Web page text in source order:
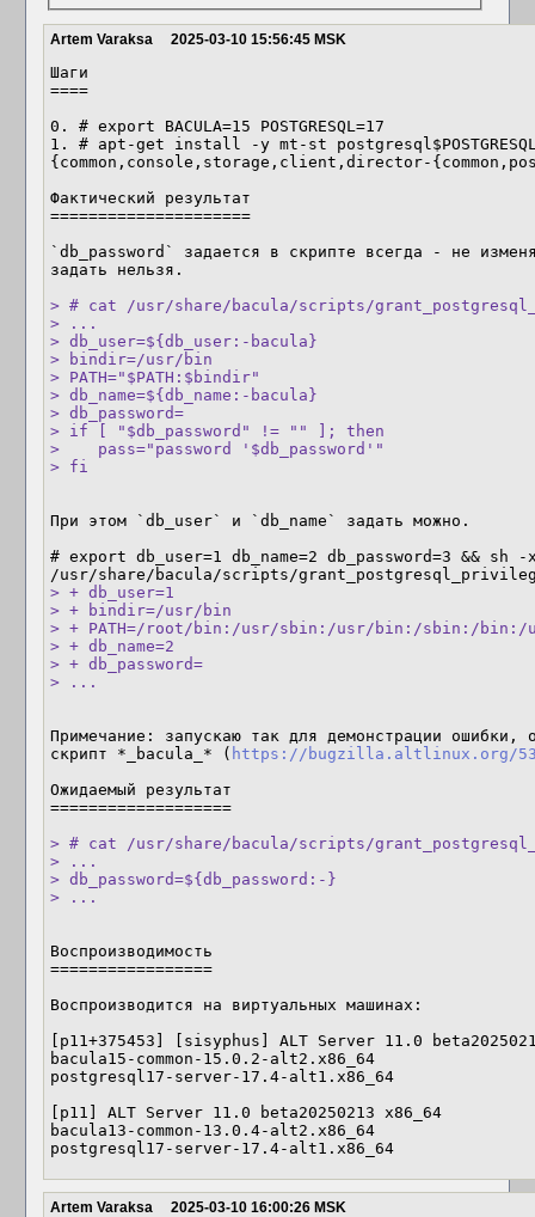
Artem Varaksa 2025-03-10 15:56:45 MSK
Шаги
====
0. # export BACULA=15 POSTGRESQL=17
1. # apt-get install -y mt-st
{common,console,storage,client,director-
Фактический результат
=====================
`db_password` задается в скрипте всегда - не
задать нельзя.
> # cat /usr/share/bacula/scripts/
> ...
> db_user=${db_user:-bacula}
> bindir=/usr/bin
> PATH="$PATH:$bindir"
> db_name=${db_name:-bacula}
> db_password=
> if [ "$db_password" != "" ]; then
>    pass="password '$db_password'"
> fi
При этом `db_user` и `db_name` задать можно.
# export db_user=1 db_name=2 db_password=3 && sh -
> + db_user=1
> + bindir=/usr/bin
> + PATH=/root/bin:/usr/sbin:/usr/bin:/sbin:/
> + db_name=2
> + db_password=
> ...
Примечание: запускаю так для демонстрации ошибки,
скрипт *_bacula_* ( https://bugzilla.altlinux.org/
Ожидаемый результат
===================
> # cat /usr/share/bacula/scripts/
> ...
> db_password=${db_password:-}
> ...
Воспроизводимость
=================
Воспроизводится на виртуальных машинах:
[p11+375453] [sisyphus] ALT Server 11.0
bacula15-common-15.0.2-alt2.x86_64
postgresql17-server-17.4-alt1.x86_64
[p11] ALT Server 11.0 beta20250213 x86_64
bacula13-common-13.0.4-alt2.x86_64
postgresql17-server-17.4-alt1.x86_64
Artem Varaksa 2025-03-10 16:00:26 MSK